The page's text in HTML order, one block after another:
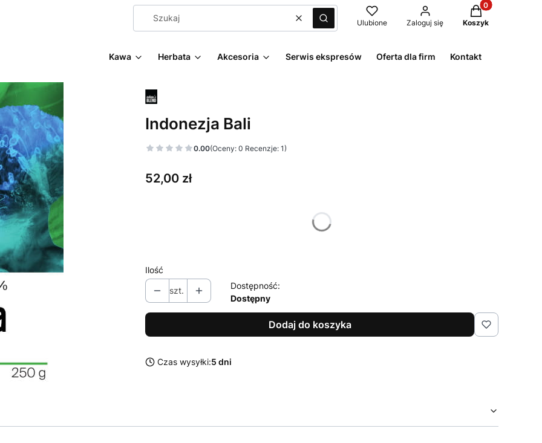
WyczyśćSzukaj Ulubione Zaloguj się
Produkty w
Koszyk
Kawa Herbata Akcesoria Serwis ekspresów Oferta dla firm Kontakt
Indonezja Bali
0.00(Oceny: 0 Recenzje: 1)
Cena
52,00 zł
Poszczególne warianty mogą różnić się ceną
Ilość
szt.
Dostępność:
Dostępny
Dodaj do koszyka
Czas wysyłki:5 dni